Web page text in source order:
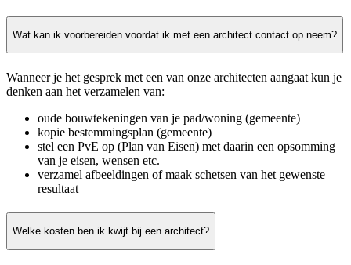
Wat kan ik voorbereiden voordat ik met een architect contact op neem?
Wanneer je het gesprek met een van onze architecten aangaat kun je
denken aan het verzamelen van:
oude bouwtekeningen van je pad/woning (gemeente)
kopie bestemmingsplan (gemeente)
stel een PvE op (Plan van Eisen) met daarin een opsomming
van je eisen, wensen etc.
verzamel afbeeldingen of maak schetsen van het gewenste
resultaat
Welke kosten ben ik kwijt bij een architect?